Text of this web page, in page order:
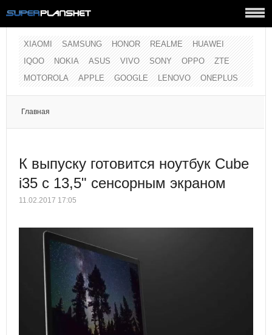
XIAOMI SAMSUNG HONOR REALME
HUAWEI
IQOO
NOKIA ASUS VIVO SONY OPPO
ZTE
MOTOROLA
APPLE GOOGLE LENOVO ONEPLUS
Главная
К выпуску готовится ноутбук Cube
i35 с 13,5" сенсорным экраном
11.02.2017 17:05